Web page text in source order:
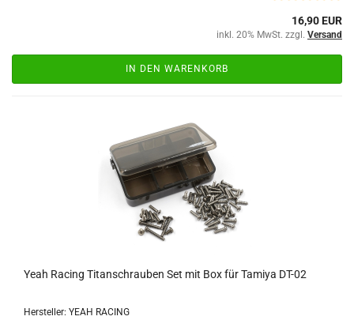
16,90 EUR
inkl. 20% MwSt. zzgl. Versand
IN DEN WARENKORB
Yeah Racing Titanschrauben Set mit Box für Tamiya DT-02
Hersteller: YEAH RACING